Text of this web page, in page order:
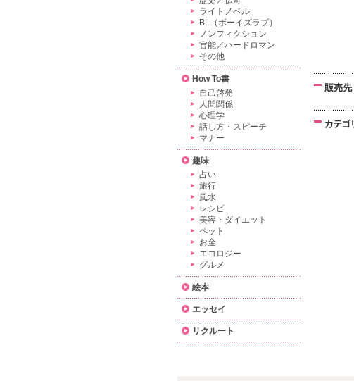
ライトノベル
BL（ボーイズラブ）
ノンフィクション
官能／ハードロマン
その他
How To書
自己啓発
人間関係
心理学
話し方・スピーチ
マナー
趣味
占い
旅行
風水
レシピ
美容・ダイエット
ペット
お金
エコロジー
グルメ
絵本
エッセイ
リクルート